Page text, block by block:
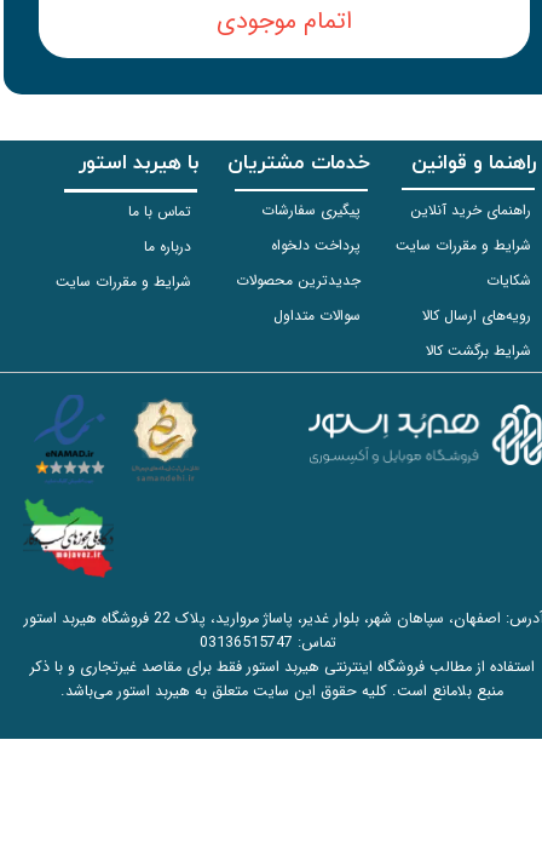
اتمام موجودی
راهنما و قوانین
راهنمای خرید آنلاین
شرایط و مقررات سایت
شکایات
رویه‌های ارسال کالا
شرایط برگشت کالا
خدمات مشتریان
پیگیری سفارشات
پرداخت دلخواه
جدیدترین محصولات
سوالات متداول
با هیربد استور
تماس با ما
درباره ما
شرایط و مقررات سایت
آدرس: اصفهان، سپاهان شهر، بلوار غدیر، پاساژ مروارید، پلاک 22 فروشگاه هیربد استور
تماس: 03136515747
استفاده از مطالب فروشگاه اینترنتی هیربد استور فقط برای مقاصد غیرتجاری و با ذکر
منبع بلامانع است. کلیه حقوق این سایت متعلق به هیربد استور می‌باشد.​​​​​​​